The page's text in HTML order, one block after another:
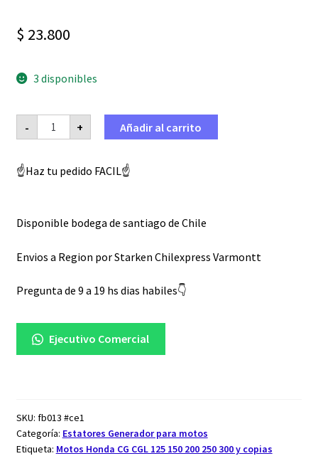
$ 23.800
3 disponibles
-
Bobina
Estator
Motocicleta
125
150
8
+ Añadir al carrito
☝️Haz tu pedido FACIL☝️
Disponible bodega de santiago de Chile
Envios a Region por Starken Chilexpress Varmontt
Pregunta de 9 a 19 hs dias habiles👇
Ejecutivo Comercial
SKU: fb013 #ce1
Categoría: Estatores Generador para motos
Etiqueta: Motos Honda CG CGL 125 150 200 250 300 y copias